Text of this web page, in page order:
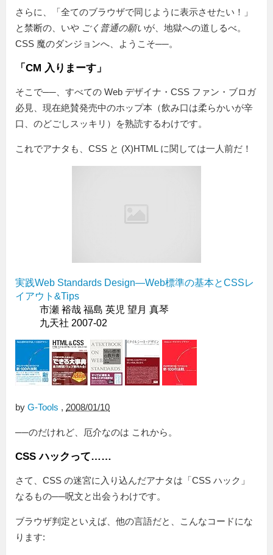
さらに、「全てのブラウザで同じように表示させたい！」
と禁断の、いや ごく普通の願いが、地獄への道しるべ。
CSS 魔のダンジョンへ、ようこそ──。
「CM 入りまーす」
そこで──、すべての Web デザイナ・CSS ファン・ブロガ
必見、現在絶賛発売中のホップ本（飲み口は柔らかいが辛
口、のどごしスッキリ）を熟読するわけです。
これでアナタも、CSS と (X)HTML に関しては一人前だ！
実践Web Standards Design―Web標準の基本とCSSレ
イアウト&Tips
市瀬 裕哉 福島 英児 望月 真琴
九天社 2007-02
by G-Tools , 2008/01/10
──のだけれど、厄介なのは これから。
CSS ハックって……
さて、CSS の迷宮に入り込んだアナタは「CSS ハック」
なるもの──呪文と出会うわけです。
ブラウザ判定といえば、他の言語だと、こんなコードにな
ります: